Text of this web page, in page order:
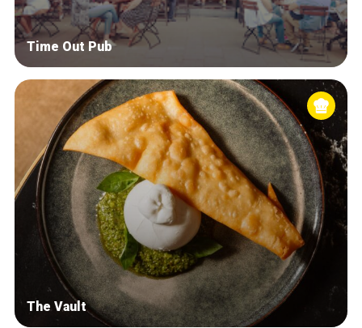
Time Out Pub
The Vault